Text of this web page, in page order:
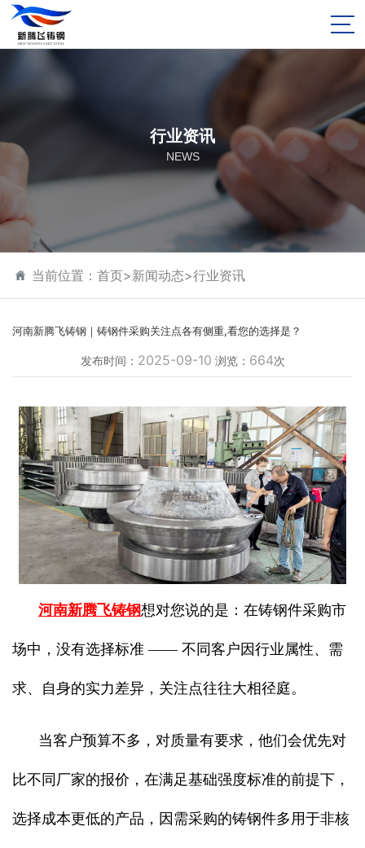
行业资讯
NEWS
当前位置： 首页>新闻动态>行业资讯
河南新腾飞铸钢｜铸钢件采购关注点各有侧重,看您的选择是？
发布时间： 2025-09-10 浏览： 664次
河南新腾飞铸钢想对您说的是：在铸钢件采购市
场中，没有选择标准 —— 不同客户因行业属性、需
求、自身的实力差异，关注点往往大相径庭。
当客户预算不多，对质量有要求，他们会优先对
比不同厂家的报价，在满足基础强度标准的前提下，
选择成本更低的产品，因需采购的铸钢件多用于非核